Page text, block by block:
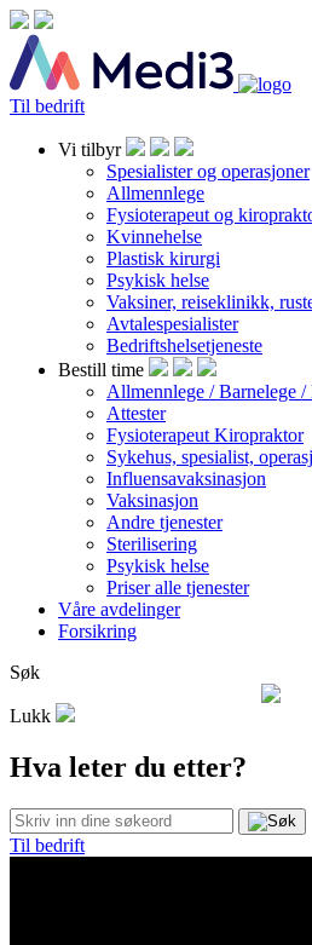
Til bedrift
Vi tilbyr
Spesialister og operasjoner
Allmennlege
Fysioterapeut og
Kvinnehelse
Plastisk kirurgi
Psykisk helse
Vaksiner, reiseklinikk,
Avtalespesialister
Bedriftshelsetjeneste
Bestill time
Allmennlege / Barnelege
Attester
Fysioterapeut Kiropraktor
Sykehus, spesialist,
Influensavaksinasjon
Vaksinasjon
Andre tjenester
Sterilisering
Psykisk helse
Priser alle tjenester
Våre avdelinger
Forsikring
Søk
Lukk
Hva leter du etter?
Til bedrift